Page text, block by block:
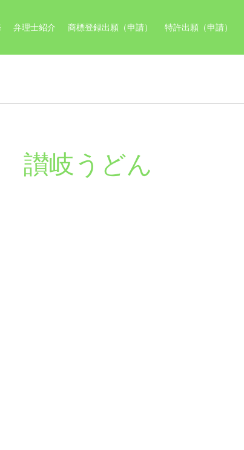
弁理士紹介 商標登録出願（申請） 特許出願（申請）
讃岐うどん